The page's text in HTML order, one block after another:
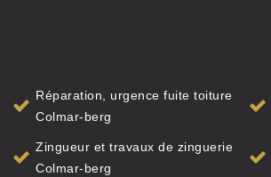
Réparation, urgence fuite toiture
Colmar-berg
Zingueur et travaux de zinguerie
Colmar-berg